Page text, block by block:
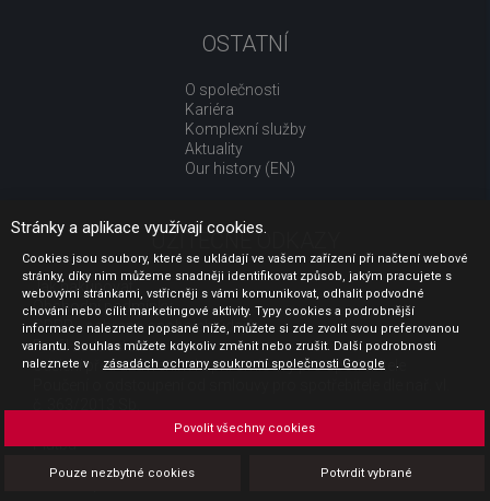
OSTATNÍ
O společnosti
Kariéra
Komplexní služby
Aktuality
Our history (EN)
UŽITEČNÉ ODKAZY
Jak nakupovat
Obchodní podmínky
GDPR - ochrana osobních údajů
Profil zadavatele
Sdělení před uzavřením kupní smlouvy pro spotřebitele
Platba
Povinná publicita
Stránky a aplikace využívají cookies.
Cookies jsou soubory, které se ukládají ve vašem zařízení při načtení webové
stránky, díky nim můžeme snadněji identifikovat způsob, jakým pracujete s
webovými stránkami, vstřícněji s vámi komunikovat, odhalit podvodné
chování nebo cílit marketingové aktivity. Typy cookies a podrobnější
informace naleznete popsané níže, můžete si zde zvolit svou preferovanou
variantu. Souhlas můžete kdykoliv změnit nebo zrušit. Další podrobnosti
naleznete v
zásadách ochrany soukromí společnosti Google .
Pouze nezbytné cookies Potvrdit vybrané
Povolit všechny cookies